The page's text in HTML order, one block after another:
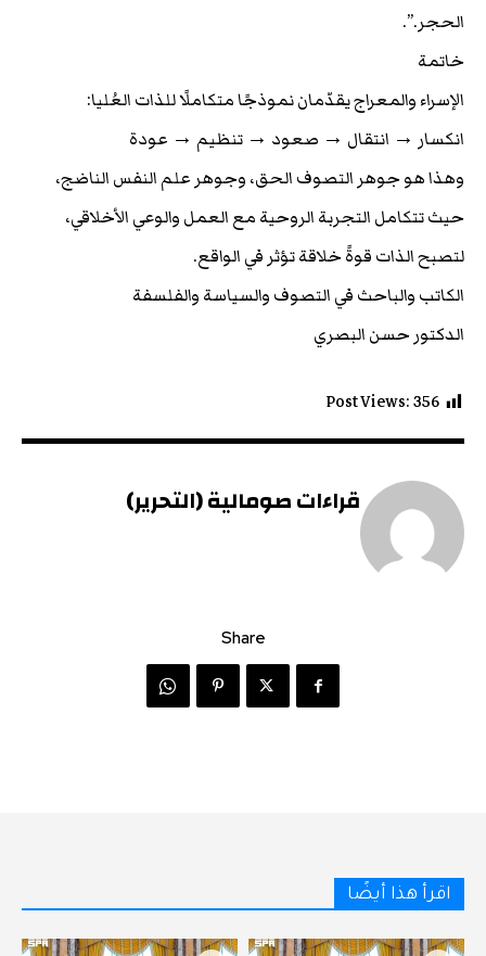
الحجر.”.
خاتمة
الإسراء والمعراج يقدّمان نموذجًا متكاملًا للذات العُليا:
انكسار → انتقال → صعود → تنظيم → عودة
وهذا هو جوهر التصوف الحق، وجوهر علم النفس الناضج،
حيث تتكامل التجربة الروحية مع العمل والوعي الأخلاقي،
لتصبح الذات قوةً خلاقة تؤثر في الواقع.
الكاتب والباحث في التصوف والسياسة والفلسفة
الدكتور حسن البصري
Post Views:356
قراءات صومالية (التحرير)
Share
اقرأ هذا أيضًا